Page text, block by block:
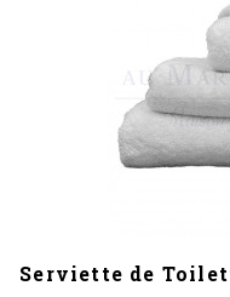
Serviette de